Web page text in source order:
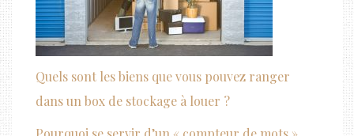
Quels sont les biens que vous pouvez ranger
dans un box de stockage à louer ?